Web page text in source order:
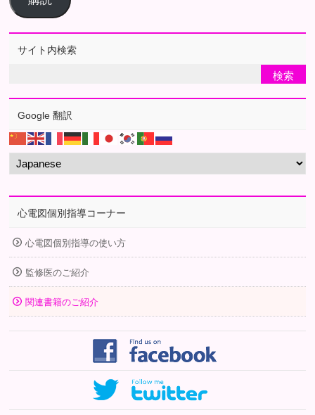
サイト内検索
Google 翻訳
心電図個別指導コーナー
心電図個別指導の使い方
監修医のご紹介
関連書籍のご紹介